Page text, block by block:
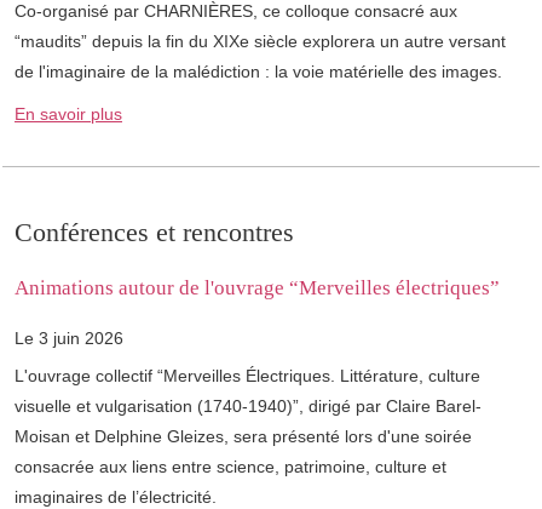
Co-organisé par CHARNIÈRES, ce colloque consacré aux
“maudits” depuis la fin du XIXe siècle explorera un autre versant
de l'imaginaire de la malédiction : la voie matérielle des images.
En savoir plus
Conférences et rencontres
Animations autour de l'ouvrage “Merveilles électriques”
Le 3 juin 2026
L'ouvrage collectif “Merveilles Électriques. Littérature, culture
visuelle et vulgarisation (1740-1940)”, dirigé par Claire Barel-
Moisan et Delphine Gleizes, sera présenté lors d'une soirée
consacrée aux liens entre science, patrimoine, culture et
imaginaires de l’électricité.